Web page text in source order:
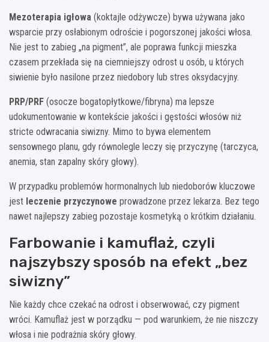
Mezoterapia igłowa (koktajle odżywcze) bywa używana jako
wsparcie przy osłabionym odroście i pogorszonej jakości włosa.
Nie jest to zabieg „na pigment”, ale poprawa funkcji mieszka
czasem przekłada się na ciemniejszy odrost u osób, u których
siwienie było nasilone przez niedobory lub stres oksydacyjny.
PRP/PRF (osocze bogatopłytkowe/fibryna) ma lepsze
udokumentowanie w kontekście jakości i gęstości włosów niż
stricte odwracania siwizny. Mimo to bywa elementem
sensownego planu, gdy równolegle leczy się przyczynę (tarczyca,
anemia, stan zapalny skóry głowy).
W przypadku problemów hormonalnych lub niedoborów kluczowe
jest leczenie przyczynowe prowadzone przez lekarza. Bez tego
nawet najlepszy zabieg pozostaje kosmetyką o krótkim działaniu.
Farbowanie i kamuflaż, czyli
najszybszy sposób na efekt „bez
siwizny”
Nie każdy chce czekać na odrost i obserwować, czy pigment
wróci. Kamuflaż jest w porządku — pod warunkiem, że nie niszczy
włosa i nie podrażnia skóry głowy.